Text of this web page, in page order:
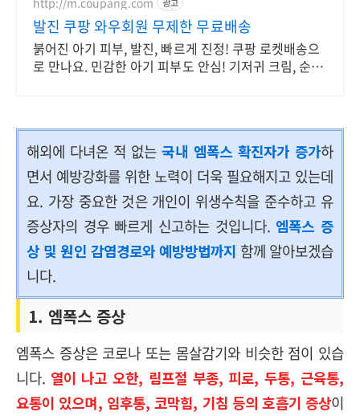
발진 쿠팡 와우회원 무제한 무료배송
붉어진 아기 피부, 발진, 빠르게 진정! 쿠팡 로켓배송으
로 만나요. 민감한 아기 피부도 안심! 기저귀 크림, 순하
해외에 다녀온 적 없는국내 엠폭스 확진자가 증가하
면서 예방강화를 위한 노력이 더욱 필요해지고 있는데
요. 가장 중요한 것은 개인이 위생수칙을 준수하고 유
증상자의 경우 빠르게 신고하는 것입니다. 엠폭스 증
상 및 원인 감염경로와 예방방법까지 함께 알아보겠습
니다.
1. 엠폭스 증상
엠폭스 증상은 코로나 또는 몸살감기와 비슷한 점이 있습
니다. 열이 나고 오한, 림프절 부종, 피로, 두통, 근육통,
요통이 있으며, 임후통, 코막힘, 기침 등의 호흡기 증상이